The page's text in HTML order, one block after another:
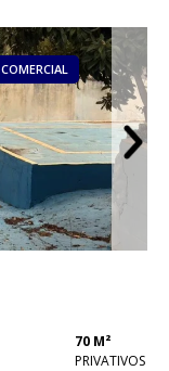
COMERCIAL
70 M²
PRIVATIVOS